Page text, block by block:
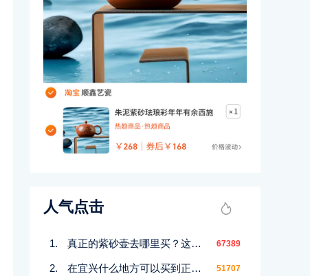
人气点击
真正的紫砂壶去哪里买？这几个地方都能买到！ 67389
在宜兴什么地方可以买到正宗紫砂壶 51707